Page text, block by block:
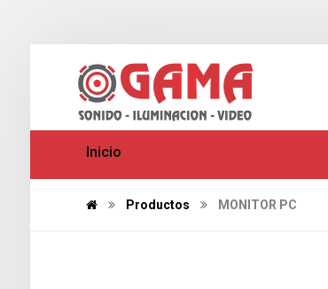
Inicio
Productos MONITOR PC